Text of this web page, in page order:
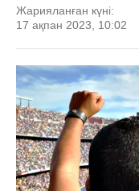
Жарияланған күні:
17 ақпан 2023, 10:02